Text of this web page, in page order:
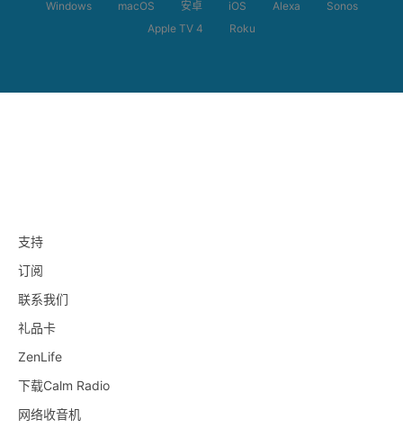
Windows macOS 安卓 iOS Alexa
Sonos
Apple TV 4
Roku
支持
订阅
联系我们
礼品卡
ZenLife
下载Calm Radio
网络收音机